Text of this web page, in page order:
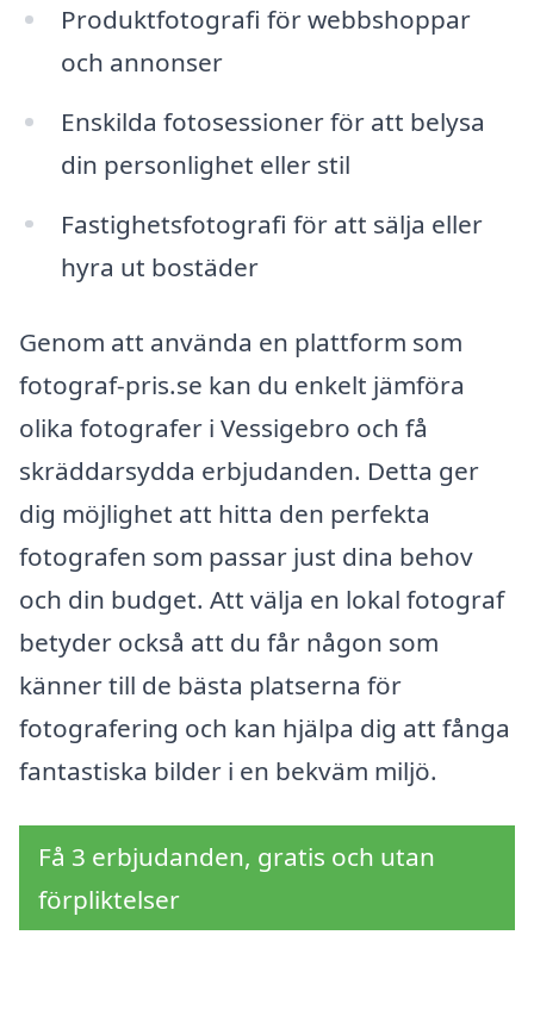
Produktfotografi för webbshoppar
och annonser
Enskilda fotosessioner för att belysa
din personlighet eller stil
Fastighetsfotografi för att sälja eller
hyra ut bostäder
Genom att använda en plattform som
fotograf-pris.se kan du enkelt jämföra
olika fotografer i Vessigebro och få
skräddarsydda erbjudanden. Detta ger
dig möjlighet att hitta den perfekta
fotografen som passar just dina behov
och din budget. Att välja en lokal fotograf
betyder också att du får någon som
känner till de bästa platserna för
fotografering och kan hjälpa dig att fånga
fantastiska bilder i en bekväm miljö.
Få 3 erbjudanden, gratis och utan
förpliktelser